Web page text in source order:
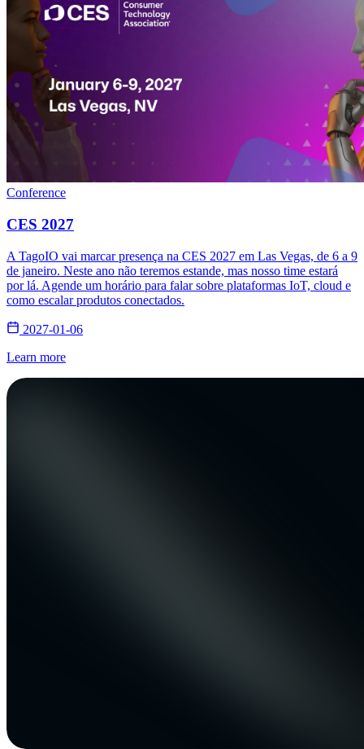
Conference
CES 2027
A TagoIO vai marcar presença na CES 2027 em Las Vegas, de 6 a 9
de janeiro. Neste ano não teremos estande, mas nosso time estará
por lá. Agende um horário para falar sobre plataformas IoT, cloud e
como escalar produtos conectados.
2027-01-06
Learn more